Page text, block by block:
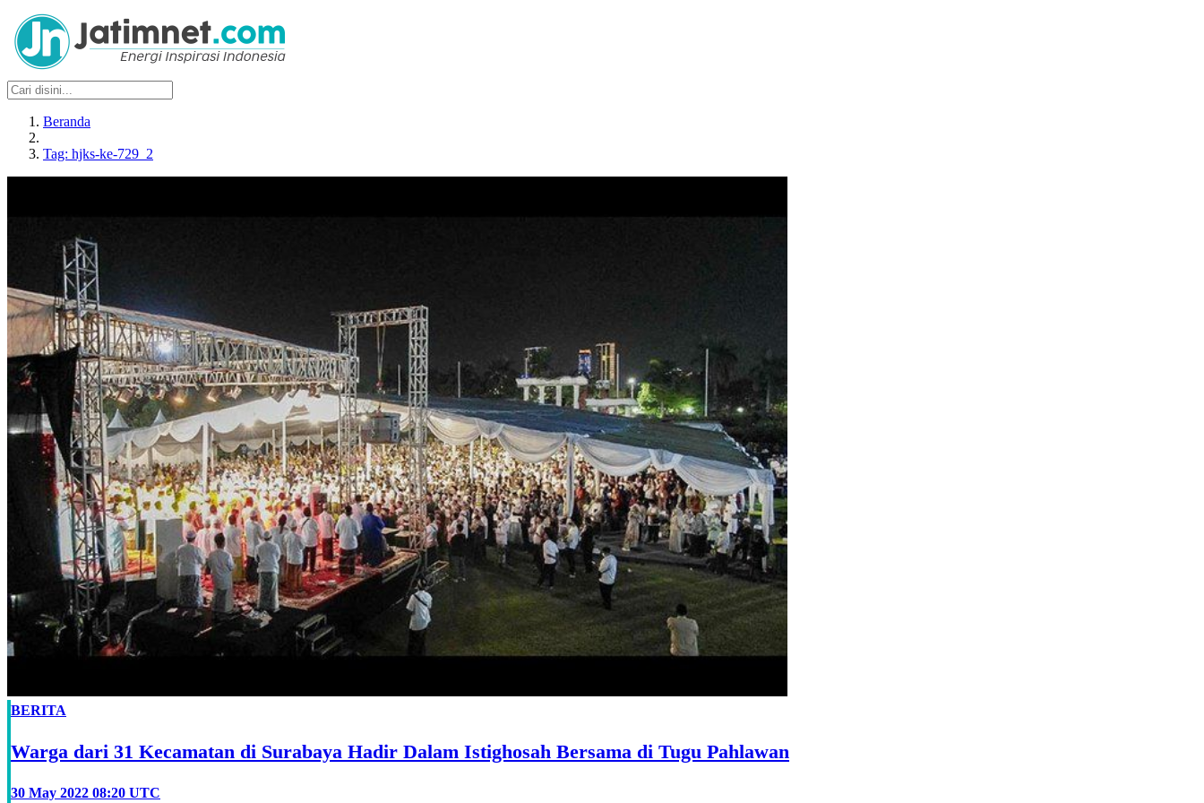
Beranda
Tag: hjks-ke-729_2
BERITA
Warga dari 31 Kecamatan di Surabaya Hadir Dalam Istighosah Bersama di Tugu Pahlawan
30 May 2022 08:20 UTC